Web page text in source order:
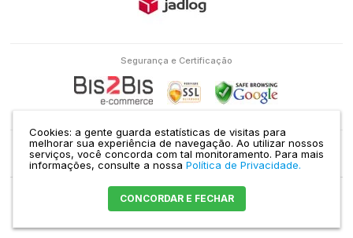
Cookies: a gente guarda estatísticas de visitas para
melhorar sua experiência de navegação. Ao utilizar nossos
serviços, você concorda com tal monitoramento. Para mais
informações, consulte a nossa Política de Privacidade.
CONCORDAR E FECHAR
Segurança e Certificação
Eletron Service Comércio e Serviço Ltda | CNPJ: 04.586.463/0001-38 | RUA
DOMINGOS DE MORAIS, 1435 VILA MARIANA SÃO PAULO - SP |Mapa do site
Crie sua loja virtualcom a melhor empresa de e-commerce do Brasil.